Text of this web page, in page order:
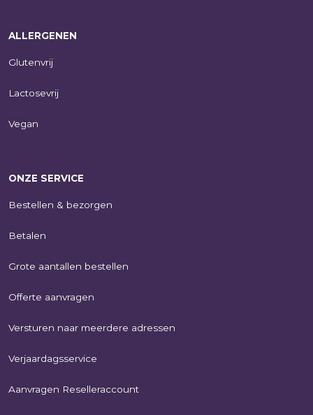
ALLERGENEN
Glutenvrij
Lactosevrij
Vegan
ONZE SERVICE
Bestellen & bezorgen
Betalen
Grote aantallen bestellen
Offerte aanvragen
Versturen naar meerdere adressen
Verjaardagsservice
Aanvragen Reselleraccount